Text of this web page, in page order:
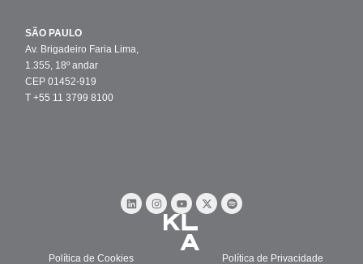
SÃO PAULO
Av. Brigadeiro Faria Lima,
1.355, 18º andar
CEP 01452-919
T +55 11 3799 8100
Política de Cookies Política de Privacidade